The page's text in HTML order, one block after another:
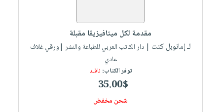
مقدمة لكل ميتافيزيقا مقبلة
لـ إمانوبل كنت | دار الكاتب العربي للطباعة والنشر |ورقي غلاف
عادي
توفر الكتاب: نافـد
35.00$
شحن مخفض